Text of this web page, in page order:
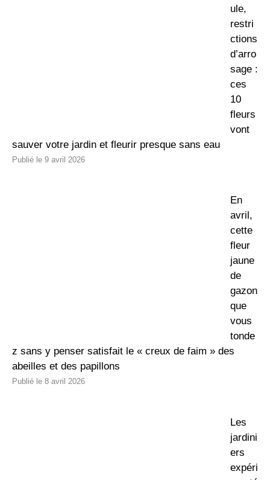
ule,
restri
ctions
d’arro
sage :
ces
10
fleurs
vont
sauver votre jardin et fleurir presque sans eau
9 avril 2026
En
avril,
cette
fleur
jaune
de
gazon
que
vous
tonde
z sans y penser satisfait le « creux de faim » des
abeilles et des papillons
8 avril 2026
Les
jardini
ers
expéri